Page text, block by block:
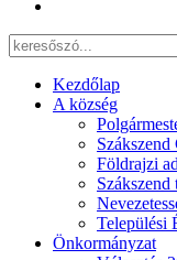
Kezdőlap
A község
Szákszend
Földrajzi
Szákszend
Települési
Önkormányzat